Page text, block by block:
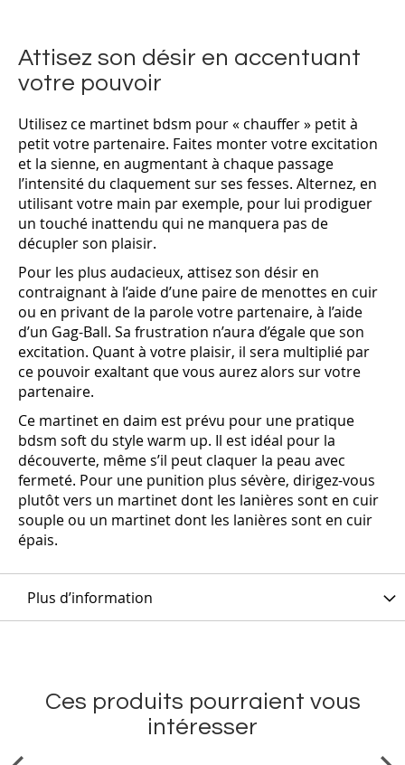
Attisez son désir en accentuant
votre pouvoir
Utilisez ce martinet bdsm pour « chauffer » petit à
petit votre partenaire. Faites monter votre excitation
et la sienne, en augmentant à chaque passage
l’intensité du claquement sur ses fesses. Alternez, en
utilisant votre main par exemple, pour lui prodiguer
un touché inattendu qui ne manquera pas de
décupler son plaisir.
Pour les plus audacieux, attisez son désir en
contraignant à l’aide d’une paire de menottes en cuir
ou en privant de la parole votre partenaire, à l’aide
d’un Gag-Ball. Sa frustration n’aura d’égale que son
excitation. Quant à votre plaisir, il sera multiplié par
ce pouvoir exaltant que vous aurez alors sur votre
partenaire.
Ce martinet en daim est prévu pour une pratique
bdsm soft du style warm up. Il est idéal pour la
découverte, même s’il peut claquer la peau avec
fermeté. Pour une punition plus sévère, dirigez-vous
plutôt vers un martinet dont les lanières sont en cuir
souple ou un martinet dont les lanières sont en cuir
épais.
Plus d’information
Ces produits pourraient vous
intéresser